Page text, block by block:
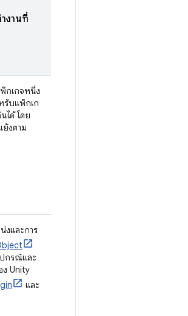
งานที่
กเกจหนึ่ง
รับแพ็กเก
ได้ โดย
ย้งตาม
งและการ
ปกรณ์และ
ง Unity
และ